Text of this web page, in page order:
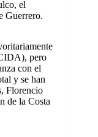
el
Guerrero.
pero
con el
y se han
Florencio
de la Costa